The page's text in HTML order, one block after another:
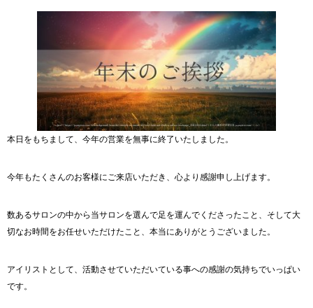
本日をもちまして、今年の営業を無事に終了いたしました。
今年もたくさんのお客様にご来店いただき、心より感謝申し上げます。
数あるサロンの中から当サロンを選んで足を運んでくださったこと、そして大
切なお時間をお任せいただけたこと、本当にありがとうございました。
アイリストとして、活動させていただいている事への感謝の気持ちでいっぱい
です。